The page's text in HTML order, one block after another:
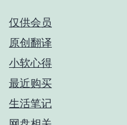
仅供会员
原创翻译
小软心得
最近购买
生活笔记